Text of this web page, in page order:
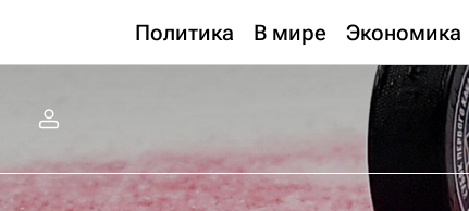
Политика В мире Экономика